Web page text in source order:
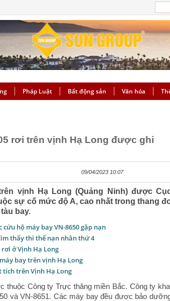
Pháp Luật Bất động sản Văn hóa
rơi trên vịnh Hạ Long được ghi
09/04/2023 10:07
vịnh Hạ Long (Quảng Ninh) được
sự cố mức độ A, cao nhất trong thang
bay.
hộ máy bay VN-8650 gặp nạn
thấy thi thể nạn nhân thứ 4
ở Vịnh Hạ Long
bay trên vịnh Hạ Long
tích trên Vịnh Hạ Long
thuộc Công ty Trực thăng miền Bắc. Công ty
và VN-8651. Các máy bay đều được bảo